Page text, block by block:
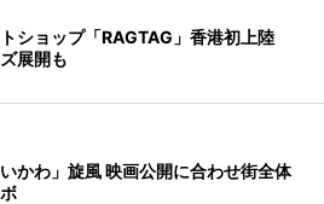
ショップ「RAGTAG」香港初上陸
展開も
かわ」旋風 映画公開に合わせ街全体